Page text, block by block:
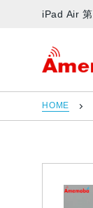
iPad Air
アメモバ
HOME